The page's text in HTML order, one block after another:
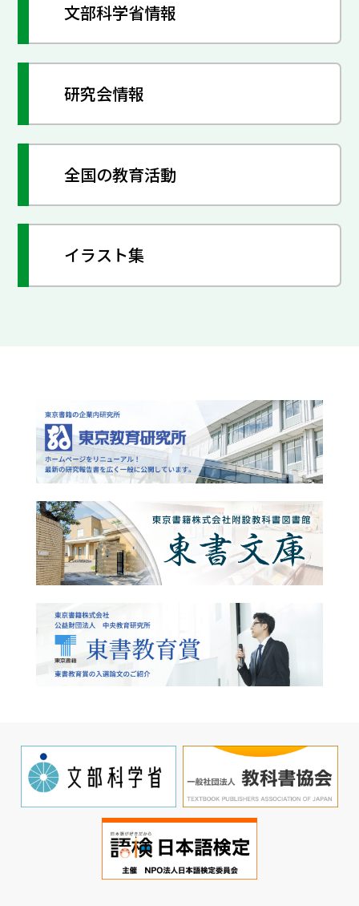
文部科学省情報
研究会情報
全国の教育活動
イラスト集